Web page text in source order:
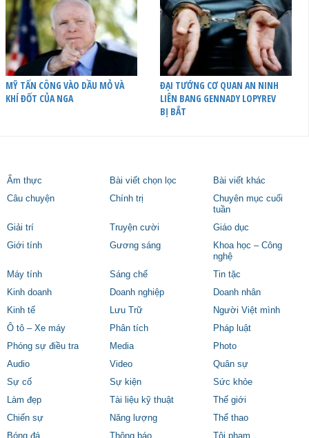
MỸ TẤN CÔNG VÀO DẦU MỎ VÀ
KHÍ ĐỐT CỦA NGA
ĐẠI TƯỚNG CƠ QUAN AN NINH
LIÊN BANG GENNADY LOPYREV
BỊ BẮT
Ẩm thực Bài viết chọn lọc
Bài viết khác
Câu chuyện
Chính trị
Chuyên mục cuối
tuần
Giải trí
Truyện cười
Giáo dục
Giới tính
Gương sáng
Khoa học – Công
nghệ
Máy tính
Sáng chế
Tin tặc
Kinh doanh
Doanh nghiệp
Doanh nhân
Kinh tế
Lưu Trữ
Người Việt mình
Ô tô – Xe máy
Phân tích
Pháp luật
Phóng sự điều tra
Media
Photo
Audio
Video
Quân sự
Sự cố
Sự kiện
Sức khỏe
Làm đẹp
Tài liệu kỹ thuật
Thế giới
Chiến sự
Năng lượng
Thể thao